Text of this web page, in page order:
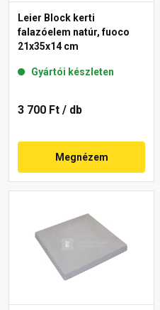
Leier Block kerti
falazóelem natúr, fuoco
21x35x14 cm
Gyártói készleten
3 700 Ft / db
Megnézem